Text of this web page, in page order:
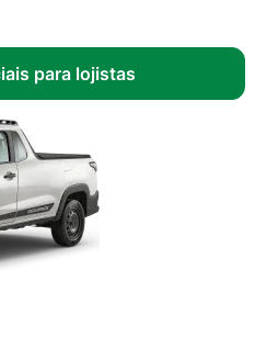
para lojistas